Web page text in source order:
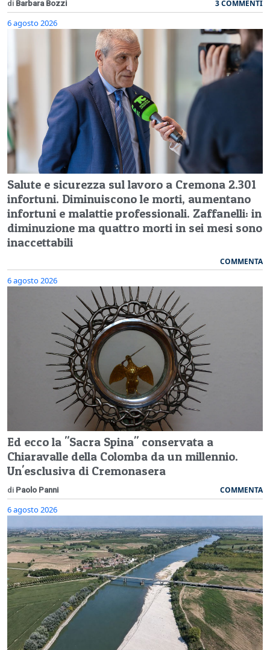
di Barbara Bozzi 3 COMMENTI
6 agosto 2026
Salute e sicurezza sul lavoro a Cremona 2.301
infortuni. Diminuiscono le morti, aumentano
infortuni e malattie professionali. Zaffanelli: in
diminuzione ma quattro morti in sei mesi sono
inaccettabili
COMMENTA
6 agosto 2026
Ed ecco la "Sacra Spina" conservata a
Chiaravalle della Colomba da un millennio.
Un'esclusiva di Cremonasera
di Paolo Panni COMMENTA
6 agosto 2026